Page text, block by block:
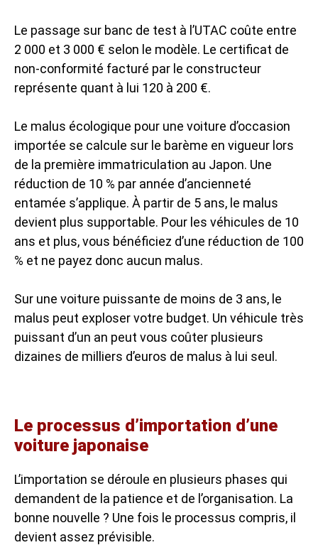
Le passage sur banc de test à l’UTAC coûte entre
2 000 et 3 000 € selon le modèle. Le certificat de
non-conformité facturé par le constructeur
représente quant à lui 120 à 200 €.
Le malus écologique pour une voiture d’occasion
importée se calcule sur le barème en vigueur lors
de la première immatriculation au Japon. Une
réduction de 10 % par année d’ancienneté
entamée s’applique. À partir de 5 ans, le malus
devient plus supportable. Pour les véhicules de 10
ans et plus, vous bénéficiez d’une réduction de 100
% et ne payez donc aucun malus.
Sur une voiture puissante de moins de 3 ans, le
malus peut exploser votre budget. Un véhicule très
puissant d’un an peut vous coûter plusieurs
dizaines de milliers d’euros de malus à lui seul.
Le processus d’importation d’une
voiture japonaise
L’importation se déroule en plusieurs phases qui
demandent de la patience et de l’organisation. La
bonne nouvelle ? Une fois le processus compris, il
devient assez prévisible.